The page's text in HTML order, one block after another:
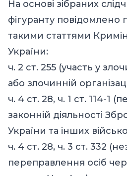
На основі зібраних
фігуранту повідомлено
такими статтями
України:
ч. 2 ст. 255 (участь у
або злочинній
ч. 4 ст. 28, ч. 1 ст. 114-1
законній діяльності
України та інших
ч. 4 ст. 28, ч. 3 ст. 332
переправлення осіб